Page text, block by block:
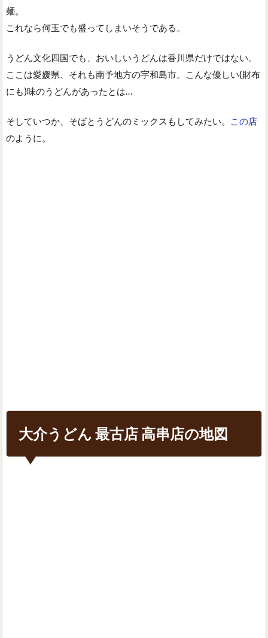
麺。
これなら何玉でも盛ってしまいそうである。
うどん文化四国でも、おいしいうどんは香川県だけではない。
ここは愛媛県、それも南予地方の宇和島市。こんな優しい(財布
にも)味のうどんがあったとは…
そしていつか、そばとうどんのミックスもしてみたい。
この店
のように。
大介うどん 最古店 高串店の地図